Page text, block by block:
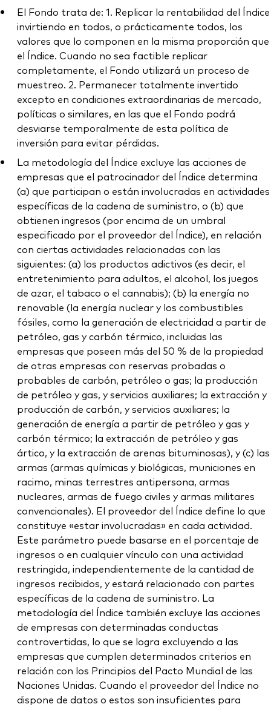
El Fondo trata de: 1. Replicar la rentabilidad del Índice
invirtiendo en todos, o prácticamente todos, los
valores que lo componen en la misma proporción que
el Índice. Cuando no sea factible replicar
completamente, el Fondo utilizará un proceso de
muestreo. 2. Permanecer totalmente invertido
excepto en condiciones extraordinarias de mercado,
políticas o similares, en las que el Fondo podrá
desviarse temporalmente de esta política de
inversión para evitar pérdidas.
La metodología del Índice excluye las acciones de
empresas que el patrocinador del Índice determina
(a) que participan o están involucradas en actividades
específicas de la cadena de suministro, o (b) que
obtienen ingresos (por encima de un umbral
especificado por el proveedor del Índice), en relación
con ciertas actividades relacionadas con las
siguientes: (a) los productos adictivos (es decir, el
entretenimiento para adultos, el alcohol, los juegos
de azar, el tabaco o el cannabis); (b) la energía no
renovable (la energía nuclear y los combustibles
fósiles, como la generación de electricidad a partir de
petróleo, gas y carbón térmico, incluidas las
empresas que poseen más del 50 % de la propiedad
de otras empresas con reservas probadas o
probables de carbón, petróleo o gas; la producción
de petróleo y gas, y servicios auxiliares; la extracción y
producción de carbón, y servicios auxiliares; la
generación de energía a partir de petróleo y gas y
carbón térmico; la extracción de petróleo y gas
ártico, y la extracción de arenas bituminosas), y (c) las
armas (armas químicas y biológicas, municiones en
racimo, minas terrestres antipersona, armas
nucleares, armas de fuego civiles y armas militares
convencionales). El proveedor del Índice define lo que
constituye «estar involucradas» en cada actividad.
Este parámetro puede basarse en el porcentaje de
ingresos o en cualquier vínculo con una actividad
restringida, independientemente de la cantidad de
ingresos recibidos, y estará relacionado con partes
específicas de la cadena de suministro. La
metodología del Índice también excluye las acciones
de empresas con determinadas conductas
controvertidas, lo que se logra excluyendo a las
empresas que cumplen determinados criterios en
relación con los Principios del Pacto Mundial de las
Naciones Unidas. Cuando el proveedor del Índice no
dispone de datos o estos son insuficientes para